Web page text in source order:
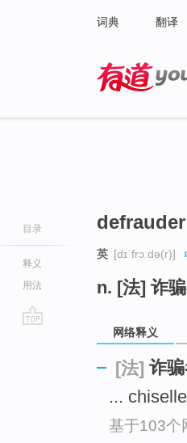
词典 翻译
目录
释义
用法
defrauder
英 [dɪˈfrɔːdə(r)]
n. [法] 诈
网络释义
[法] 诈
...
基于103个